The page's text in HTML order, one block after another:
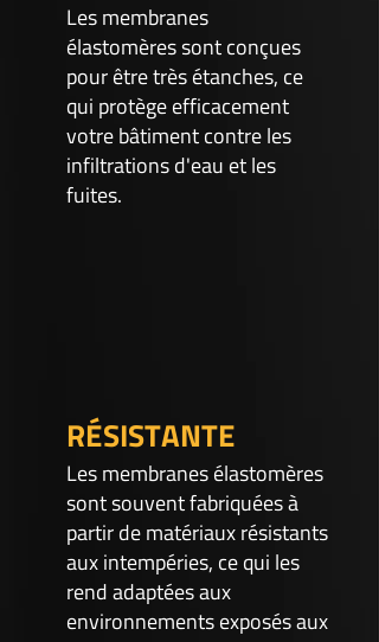
Les membranes
élastomères sont conçues
pour être très étanches, ce
qui protège efficacement
votre bâtiment contre les
infiltrations d'eau et les
fuites.
RÉSISTANTE
Les membranes élastomères
sont souvent fabriquées à
partir de matériaux résistants
aux intempéries, ce qui les
rend adaptées aux
environnements exposés aux